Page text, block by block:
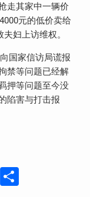
走其家中一辆价
元的低价卖给
妇上访维权。
国家信访局谎报
禁等问题已经解
押等问题至今没
陷害与打击报
分